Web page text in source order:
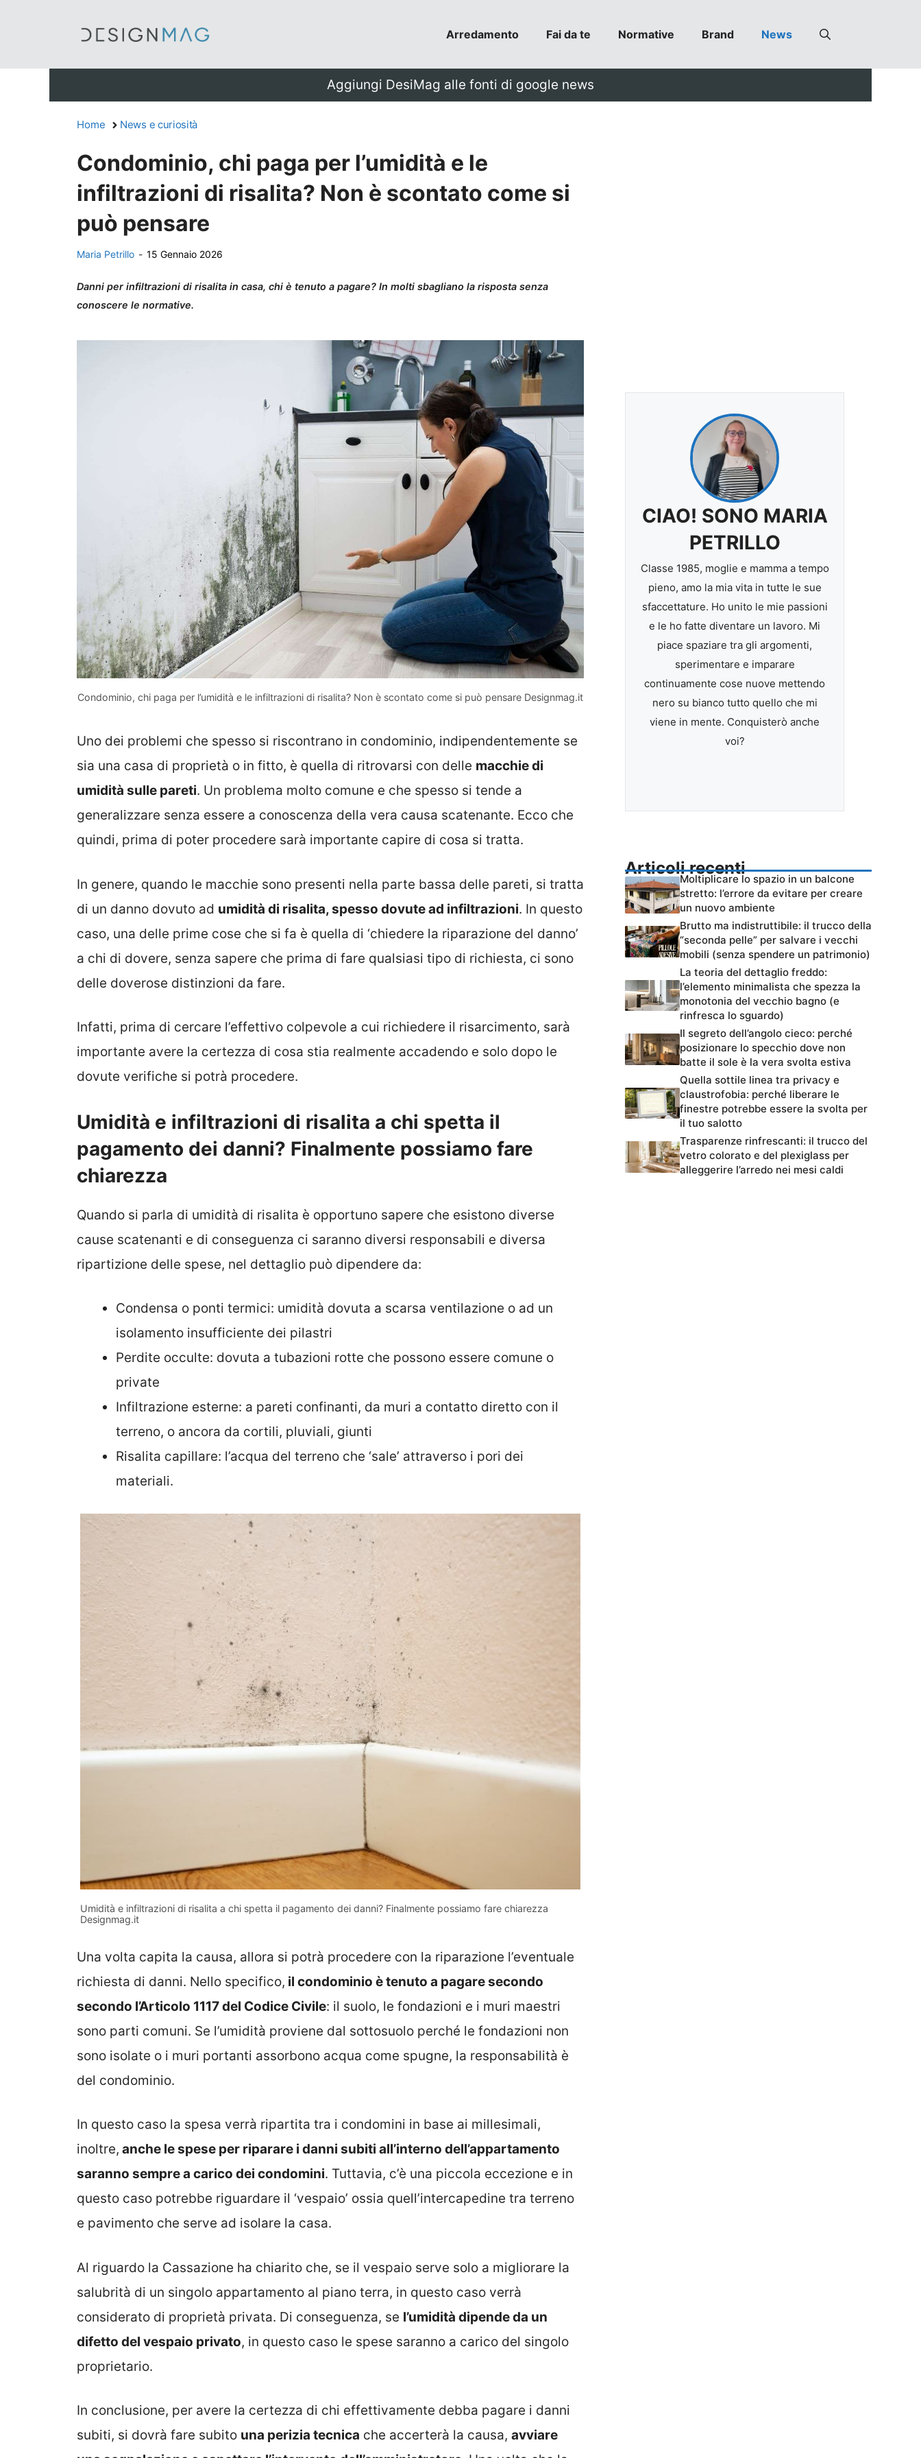
Arredamento Fai da te Normative Brand News
Aggiungi DesiMag alle fonti di google news
Home News e curiosità
Condominio, chi paga per l’umidità e le
infiltrazioni di risalita? Non è scontato come si
può pensare
Maria Petrillo - 15 Gennaio 2026
Danni per infiltrazioni di risalita in casa, chi è tenuto a pagare? In molti sbagliano la risposta senza
conoscere le normative.
Condominio, chi paga per l’umidità e le infiltrazioni di risalita? Non è scontato come si può pensare Designmag.it
Uno dei problemi che spesso si riscontrano in condominio, indipendentemente se
sia una casa di proprietà o in fitto, è quella di ritrovarsi con delle macchie di
umidità sulle pareti. Un problema molto comune e che spesso si tende a
generalizzare senza essere a conoscenza della vera causa scatenante. Ecco che
quindi, prima di poter procedere sarà importante capire di cosa si tratta.
In genere, quando le macchie sono presenti nella parte bassa delle pareti, si tratta
di un danno dovuto ad umidità di risalita, spesso dovute ad infiltrazioni. In questo
caso, una delle prime cose che si fa è quella di ‘chiedere la riparazione del danno’
a chi di dovere, senza sapere che prima di fare qualsiasi tipo di richiesta, ci sono
delle doverose distinzioni da fare.
Infatti, prima di cercare l’effettivo colpevole a cui richiedere il risarcimento, sarà
importante avere la certezza di cosa stia realmente accadendo e solo dopo le
dovute verifiche si potrà procedere.
Umidità e infiltrazioni di risalita a chi spetta il
pagamento dei danni? Finalmente possiamo fare
chiarezza
Quando si parla di umidità di risalita è opportuno sapere che esistono diverse
cause scatenanti e di conseguenza ci saranno diversi responsabili e diversa
ripartizione delle spese, nel dettaglio può dipendere da:
Condensa o ponti termici: umidità dovuta a scarsa ventilazione o ad un
isolamento insufficiente dei pilastri
Perdite occulte: dovuta a tubazioni rotte che possono essere comune o
private
Infiltrazione esterne: a pareti confinanti, da muri a contatto diretto con il
terreno, o ancora da cortili, pluviali, giunti
Risalita capillare: l’acqua del terreno che ‘sale’ attraverso i pori dei
materiali.
Umidità e infiltrazioni di risalita a chi spetta il pagamento dei danni? Finalmente possiamo fare chiarezza
Designmag.it
Una volta capita la causa, allora si potrà procedere con la riparazione l’eventuale
richiesta di danni. Nello specifico, il condominio è tenuto a pagare secondo
secondo l’Articolo 1117 del Codice Civile: il suolo, le fondazioni e i muri maestri
sono parti comuni. Se l’umidità proviene dal sottosuolo perché le fondazioni non
sono isolate o i muri portanti assorbono acqua come spugne, la responsabilità è
del condominio.
In questo caso la spesa verrà ripartita tra i condomini in base ai millesimali,
inoltre, anche le spese per riparare i danni subiti all’interno dell’appartamento
saranno sempre a carico dei condomini. Tuttavia, c’è una piccola eccezione e in
questo caso potrebbe riguardare il ‘vespaio’ ossia quell’intercapedine tra terreno
e pavimento che serve ad isolare la casa.
Al riguardo la Cassazione ha chiarito che, se il vespaio serve solo a migliorare la
salubrità di un singolo appartamento al piano terra, in questo caso verrà
considerato di proprietà privata. Di conseguenza, se l’umidità dipende da un
difetto del vespaio privato, in questo caso le spese saranno a carico del singolo
proprietario.
In conclusione, per avere la certezza di chi effettivamente debba pagare i danni
subiti, si dovrà fare subito una perizia tecnica che accerterà la causa, avviare
CIAO! SONO MARIA
PETRILLO
Classe 1985, moglie e mamma a tempo
pieno, amo la mia vita in tutte le sue
sfaccettature. Ho unito le mie passioni
e le ho fatte diventare un lavoro. Mi
piace spaziare tra gli argomenti,
sperimentare e imparare
continuamente cose nuove mettendo
nero su bianco tutto quello che mi
viene in mente. Conquisterò anche
voi?
Articoli recenti
Moltiplicare lo spazio in un balcone
stretto: l’errore da evitare per creare
un nuovo ambiente
Brutto ma indistruttibile: il trucco della
“seconda pelle” per salvare i vecchi
mobili (senza spendere un patrimonio)
La teoria del dettaglio freddo:
l’elemento minimalista che spezza la
monotonia del vecchio bagno (e
rinfresca lo sguardo)
Il segreto dell’angolo cieco: perché
posizionare lo specchio dove non
batte il sole è la vera svolta estiva
Quella sottile linea tra privacy e
claustrofobia: perché liberare le
finestre potrebbe essere la svolta per
il tuo salotto
Trasparenze rinfrescanti: il trucco del
vetro colorato e del plexiglass per
alleggerire l’arredo nei mesi caldi